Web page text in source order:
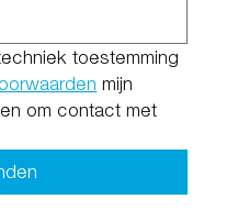
toestemming
mijn
om contact met